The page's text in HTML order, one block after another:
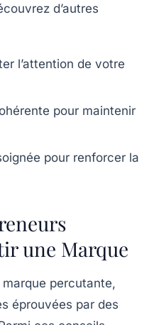
d’autres
l’attention de votre
pour maintenir
pour renforcer la
une Marque
percutante,
éprouvées par des